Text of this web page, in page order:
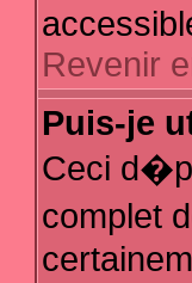
Revenir
Puis-je
Ceci
complet